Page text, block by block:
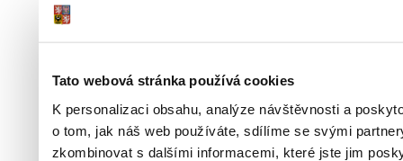
Tato webová stránka používá cookies
K personalizaci obsahu, analýze návštěvnosti a
o tom, jak náš web používáte, sdílíme se svými
zkombinovat s dalšími informacemi, které jste jim